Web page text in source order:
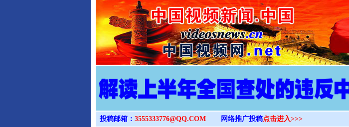
>
投稿邮箱： 3555333776@QQ.COM 网络推广投稿点击进入>>>